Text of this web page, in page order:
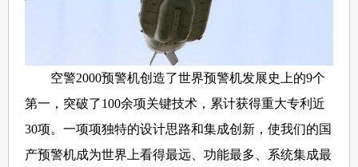
空警2000预警机创造了世界预警机发展史上的9个
第一，突破了100余项关键技术，累计获得重大专利近
30项。一项项独特的设计思路和集成创新，使我们的国
产预警机成为世界上看得最远、功能最多、系统集成最